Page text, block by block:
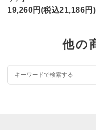
19,260円(税込21,186円)
他の